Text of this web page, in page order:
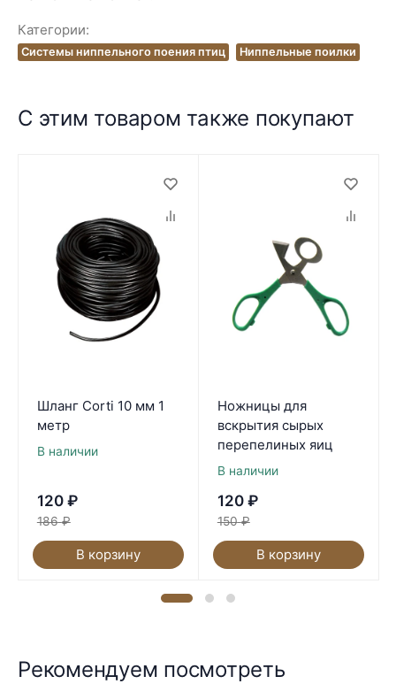
Категории:
Системы ниппельного поения птиц Ниппельные поилки
С этим товаром также покупают
Шланг Corti 10 мм 1
метр
В наличии
120 ₽
186 ₽
В корзину
Ножницы для
вскрытия сырых
перепелиных яиц
В наличии
120 ₽
150 ₽
В корзину
Рекомендуем посмотреть